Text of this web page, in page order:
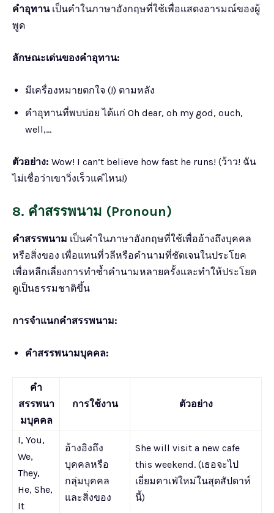
คำอุทานเป็นคำในภาษาอังกฤษที่ใช้เพื่อแสดงอารมณ์ของผู้
พูด
ลักษณะเด่นของคำอุทาน:
มีเครื่องหมายตกใจ (!) ตามหลัง
คำอุทานที่พบบ่อย ได้แก่ Oh dear, oh my god, ouch,
well,…
ตัวอย่าง: Wow! I can’t believe how fast he runs! (ว้าว! ฉัน
ไม่เชื่อว่าเขาวิ่งเร็วแค่ไหน!)
8. คำสรรพนาม (Pronoun)
คำสรรพนาม เป็นคำในภาษาอังกฤษที่ใช้เพื่ออ้างถึงบุคคล
หรือสิ่งของ เพื่อแทนที่วลีหรือคำนามที่ชัดเจนในประโยค
เพื่อหลีกเลี่ยงการทำซ้ำคำนามหลายครั้งและทำให้ประโยค
ดูเป็นธรรมชาติขึ้น
การจำแนกคำสรรพนาม:
คำสรรพนามบุคคล:
คำ
สรรพนา
มบุคคล
การใช้งาน ตัวอย่าง
I, You,
We,
They,
He, She,
It
อ้างอิงถึง
บุคคลหรือ
กลุ่มบุคคล
และสิ่งของ
She will visit a new cafe
this weekend. (เธอจะไป
เยี่ยมคาเฟ่ใหม่ในสุดสัปดาห์
นี้)